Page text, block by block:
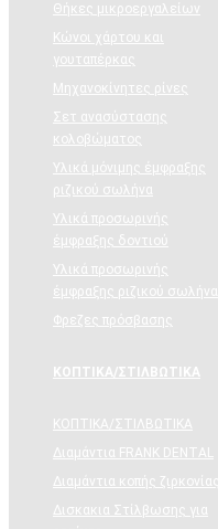
Θήκες μικροεργαλείων
Κώνοι χάρτου και
γουταπέρκας
Μηχανοκίνητες ρίνες
Σετ ανασύστασης
κολοβώματος
Υλικά μόνιμης έμφραξης
ριζικού σωλήνα
Υλικά προσωρινής
έμφραξης δοντιού
Υλικά προσωρινής
έμφραξης ριζικού σωλήνα
Φρεζες πρόσβασης
ΚΟΠΤΙΚΑ/ΣΤΙΛΒΩΤΙΚΑ
ΚΟΠΤΙΚΑ/ΣΤΙΛΒΩΤΙΚΑ
Διαμάντια FRANK DENTAL
Διαμάντια κοπής ζιρκονίας
Δισκακια Στίλβωσης για